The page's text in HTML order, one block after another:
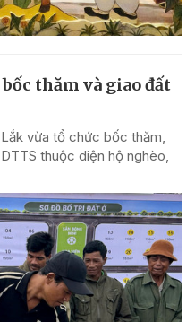
thăm và giao đất
vừa tổ chức bốc thăm,
thuộc diện hộ nghèo,